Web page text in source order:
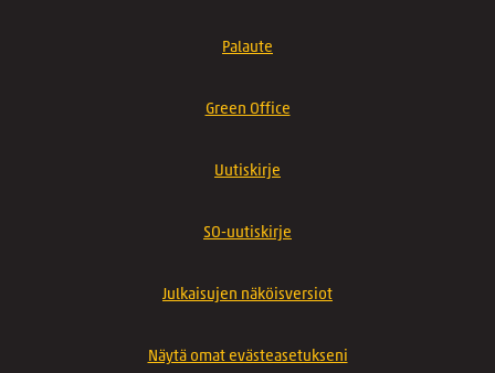
Palaute
Green Office
Uutiskirje
SO-uutiskirje
Julkaisujen näköisversiot
Näytä omat evästeasetukseni